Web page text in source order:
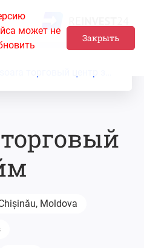
может не
Закрыть
Moldova